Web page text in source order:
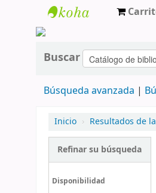
Buscar
Búsqueda avanzada
Inicio › Resultados de
Refinar su búsqueda
Disponibilidad